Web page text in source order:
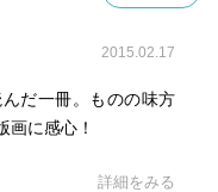
2015.02.17
だ一冊。ものの味方
画に感心！
詳細をみる